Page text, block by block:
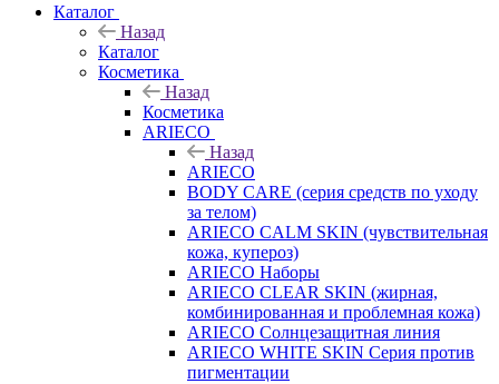
Каталог
Назад
Каталог
Косметика
Назад
Косметика
ARIECO
Назад
ARIECO
BODY CARE (серия средств по уходу
за телом)
ARIECO CALM SKIN (чувствительная
кожа, купероз)
ARIECO Наборы
ARIECO CLEAR SKIN (жирная,
комбинированная и проблемная кожа)
ARIECO Солнцезащитная линия
ARIECO WHITE SKIN Серия против
пигментации